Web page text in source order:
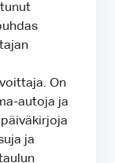
On
autoja ja
ja